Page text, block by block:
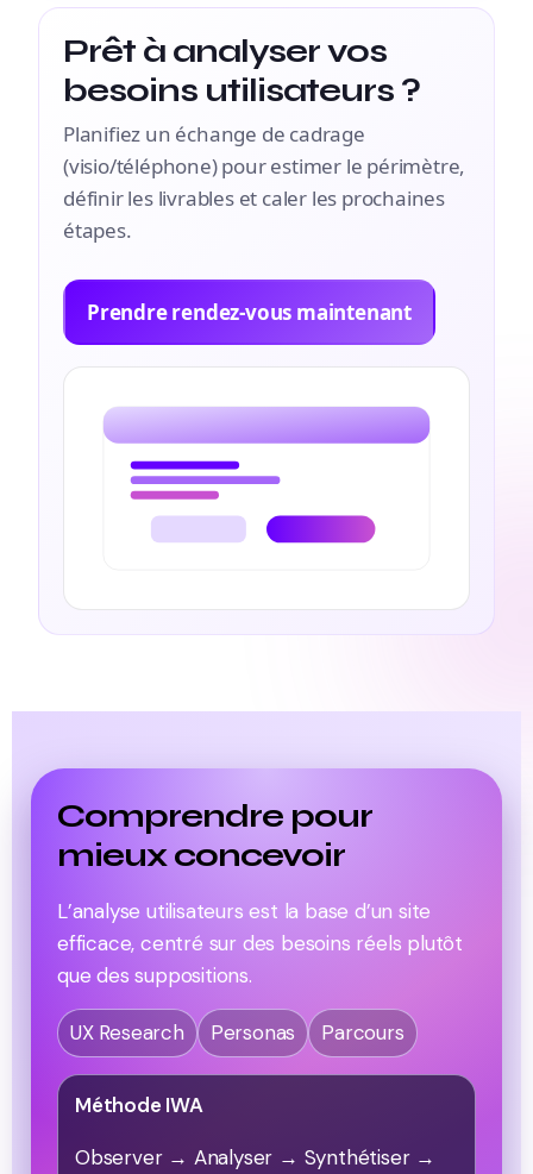
Prêt à analyser vos
besoins utilisateurs ?
Planifiez un échange de cadrage
(visio/téléphone) pour estimer le périmètre,
définir les livrables et caler les prochaines
étapes.
Prendre rendez-vous maintenant
Comprendre pour
mieux concevoir
L’analyse utilisateurs est la base d’un site
efficace, centré sur des besoins réels plutôt
que des suppositions.
UX Research Personas Parcours
Méthode IWA
Observer → Analyser → Synthétiser →